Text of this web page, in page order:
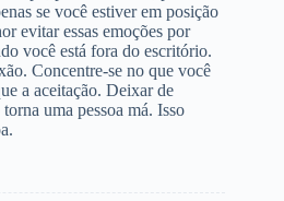
se você estiver em posição
evitar essas emoções por
você está fora do escritório.
Concentre-se no que você
a aceitação. Deixar de
uma pessoa má. Isso